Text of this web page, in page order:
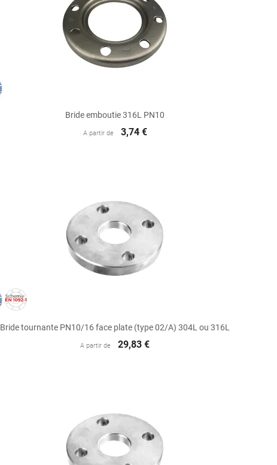
Aperçu rapide
Bride emboutie 316L PN10
A partir de 3,74 €
Aperçu rapide
Bride tournante PN10/16 face plate (type 02/A) 304L ou 316L
A partir de 29,83 €